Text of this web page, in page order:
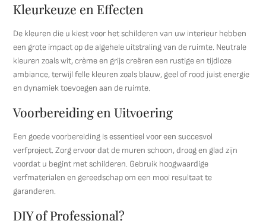
Kleurkeuze en Effecten
De kleuren die u kiest voor het schilderen van uw interieur hebben
een grote impact op de algehele uitstraling van de ruimte. Neutrale
kleuren zoals wit, crème en grijs creëren een rustige en tijdloze
ambiance, terwijl felle kleuren zoals blauw, geel of rood juist energie
en dynamiek toevoegen aan de ruimte.
Voorbereiding en Uitvoering
Een goede voorbereiding is essentieel voor een succesvol
verfproject. Zorg ervoor dat de muren schoon, droog en glad zijn
voordat u begint met schilderen. Gebruik hoogwaardige
verfmaterialen en gereedschap om een mooi resultaat te
garanderen.
DIY of Professional?